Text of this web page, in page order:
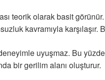
teorik olarak basit
kavramıyla
uyuşmaz. Bu
bir gerilim alanı oluşturur.